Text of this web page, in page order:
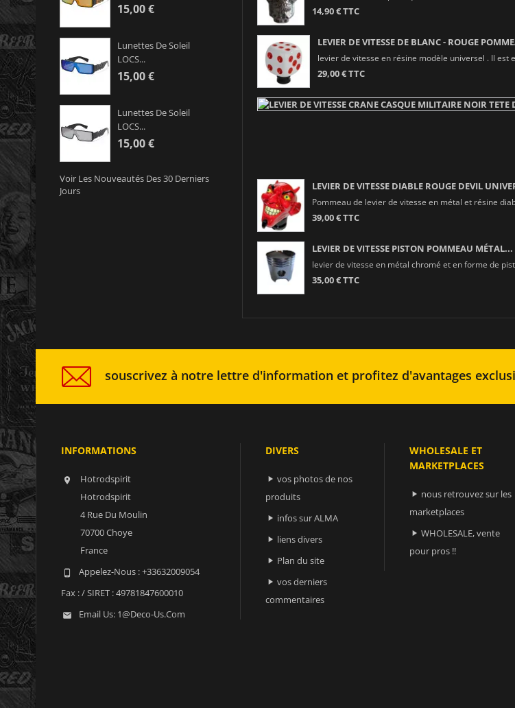
15,00 €
Lunettes De Soleil
LOCS...
15,00 €
Lunettes De Soleil
LOCS...
15,00 €
Voir Les Nouveautés Des 30 Derniers
Jours
14,90 € TTC
LEVIER DE VITESSE DE BLANC - ROUGE
levier de vitesse en résine modèle universel . Il est
29,00 € TTC
LEVIER DE VITESSE DIABLE ROUGE DEVIL
Pommeau de levier de vitesse en métal et résine
39,00 € TTC
LEVIER DE VITESSE PISTON POMMEAU MÉTAL...
levier de vitesse en métal chromé et en forme de
35,00 € TTC
souscrivez à notre lettre d'information et profitez d'avantages
INFORMATIONS

Hotrodspirit
Hotrodspirit
4 Rue Du Moulin
70700 Choye
France
 Appelez-Nous :+33632009054
Fax :/ SIRET : 49781847600010
 Email Us: 1@deco-Us.com
DIVERS
 vos photos de nos
produits
 infos sur ALMA
 liens divers
 Plan du site
 vos derniers
commentaires
WHOLESALE ET
MARKETPLACES
 nous retrouvez sur les
marketplaces
 WHOLESALE, vente
pour pros !!